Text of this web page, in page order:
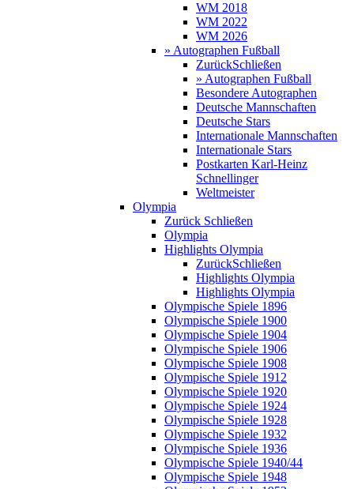
WM 2018
WM 2022
WM 2026
» Autographen Fußball
ZurückSchließen
» Autographen Fußball
Besondere Autographen
Deutsche Mannschaften
Deutsche Stars
Internationale Mannschaften
Internationale Stars
Postkarten Karl-Heinz
Schnellinger
Weltmeister
Olympia
Zurück Schließen
Olympia
Highlights Olympia
ZurückSchließen
Highlights Olympia
Highlights Olympia
Olympische Spiele 1896
Olympische Spiele 1900
Olympische Spiele 1904
Olympische Spiele 1906
Olympische Spiele 1908
Olympische Spiele 1912
Olympische Spiele 1920
Olympische Spiele 1924
Olympische Spiele 1928
Olympische Spiele 1932
Olympische Spiele 1936
Olympische Spiele 1940/44
Olympische Spiele 1948